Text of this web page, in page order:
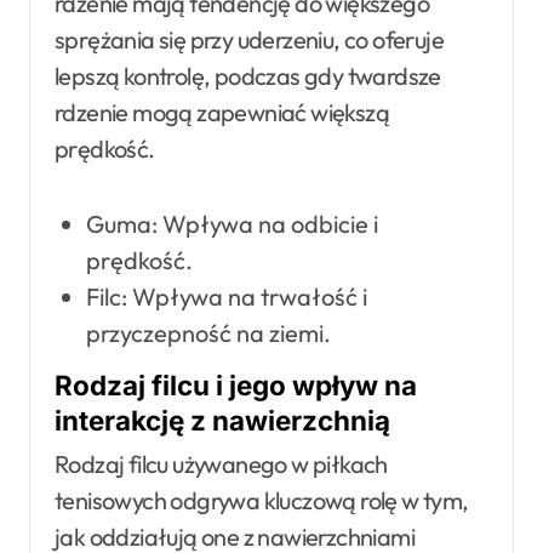
sprężania się przy uderzeniu, co oferuje
lepszą kontrolę, podczas gdy twardsze
rdzenie mogą zapewniać większą
prędkość.
Guma: Wpływa na odbicie i
prędkość.
Filc: Wpływa na trwałość i
przyczepność na ziemi.
Rodzaj filcu i jego wpływ na
interakcję z nawierzchnią
Rodzaj filcu używanego w piłkach
tenisowych odgrywa kluczową rolę w tym,
jak oddziałują one z nawierzchniami